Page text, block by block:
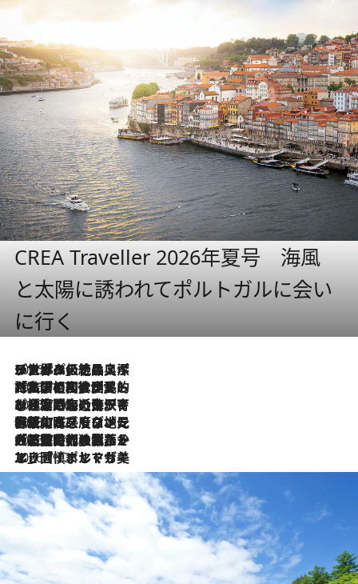
CREA Traveller 2026年夏号 海風
と太陽に誘われてポルトガルに会い
に行く
2026.8.8
リスボンの絶品スイーツ「パステル・デ・ナタ」とは？ポルトガル伝統の奥深い世界へ
2026.7.27
「私の祖国はポルトガル語です」国民的詩人フェルナンド・ペソアと、彼が愛した文学の街を歩く
2026.7.26
ポルトガル近海が育む極上の海の幸。キリリと冷えた白ワインと愉しむ、シーフード専門店の贅沢
2026.7.22
伝統の味をモダンに昇華。高感度な地元客が集う、リスボンの最旬ガストロノミー
2026.7.21
大航海時代の栄華から、震災、独裁、そして革命へ。ポルトガル・首都リスボンの石畳に刻まれた「歴史の光と影」
2026.7.13
エッセイ・ヤマザキマリ「慎ましくも美しき国 ポルトガル」